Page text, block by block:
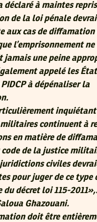
déclaré à maintes
de la loi pénale
aux cas de diffamation
l’emprisonnement ne
une peine
appelé les
à dépénaliser la
inquiétant
continuent à
en matière de
code de la justice
civiles
pour juger de ce type
du décret loi 115-
Ghazouani.
doit être